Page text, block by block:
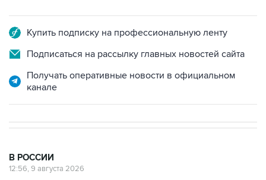
Купить подписку на профессиональную ленту
Подписаться на рассылку главных новостей сайта
Получать оперативные новости в официальном
канале
В РОССИИ
12:56, 9 августа 2026